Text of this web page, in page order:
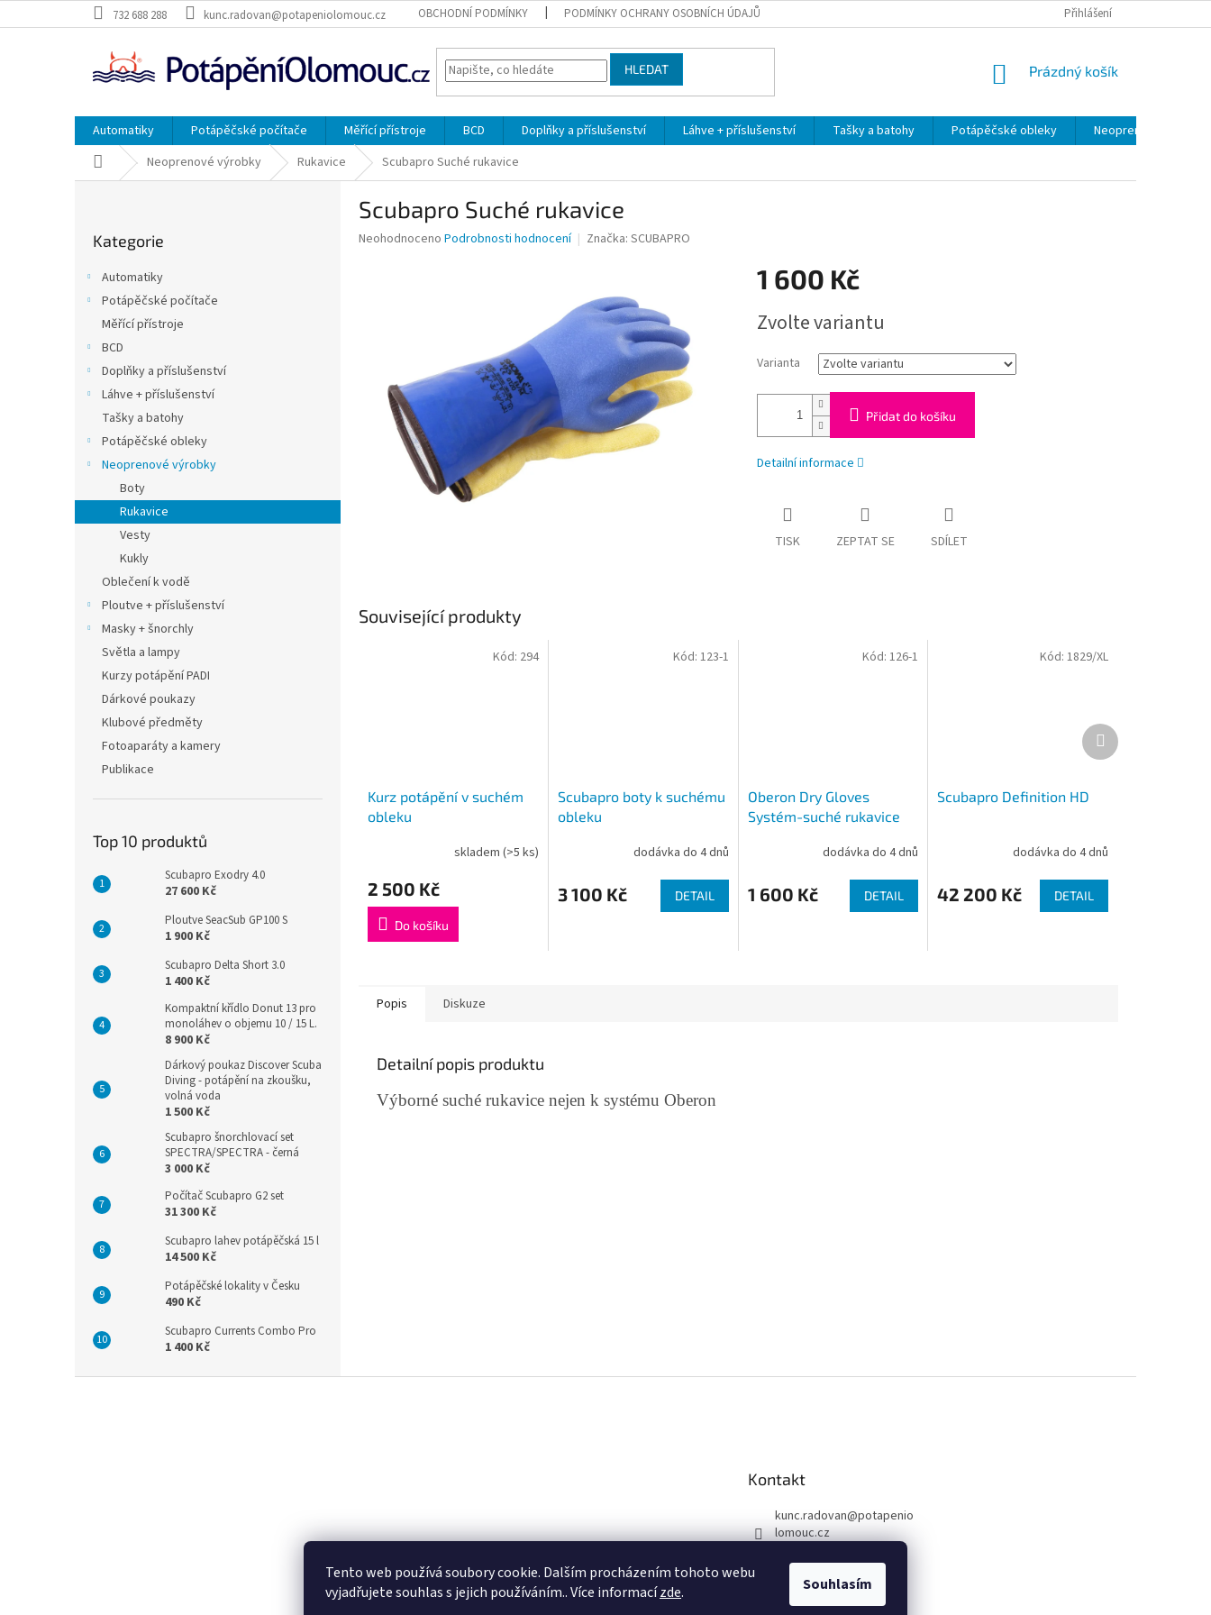
Tento web používá soubory cookie. Dalším procházením tohoto webu
vyjadřujete souhlas s jejich používáním.. Více informacízde. Souhlasím
na
732 688 288 kunc.radovan@potapeniolomouc.cz OBCHODNÍ PODMÍNKY PODMÍNKY OCHRANY OSOBNÍCH ÚDAJŮ Přihlášení
HLEDAT
NÁKUPNÍ
Prázdný košík
Automatiky Potápěčské počítače Měřící přístroje BCD Doplňky a příslušenství Láhve + příslušenství Tašky a batohy Potápěčské obleky
Neoprenové výrobky
Domů Neoprenové výrobky Rukavice Scubapro Suché rukavice
kategorie
Kategorie
Automatiky
Potápěčské počítače
Měřící přístroje
BCD
Doplňky a příslušenství
Láhve + příslušenství
Tašky a batohy
Potápěčské obleky
Neoprenové výrobky
Boty
Rukavice
Vesty
Kukly
Oblečení k vodě
Ploutve + příslušenství
Masky + šnorchly
Světla a lampy
Kurzy potápění PADI
Dárkové poukazy
Klubové předměty
Fotoaparáty a kamery
Publikace
Top 10 produktů
Scubapro Exodry 4.0
27 600 Kč
Ploutve SeacSub GP100 S
1 900 Kč
Scubapro Delta Short 3.0
1 400 Kč
Kompaktní křídlo Donut 13 pro
monoláhev o objemu 10 / 15 L.
8 900 Kč
Dárkový poukaz Discover Scuba
Diving - potápění na zkoušku,
volná voda
1 500 Kč
Scubapro šnorchlovací set
SPECTRA/SPECTRA - černá
3 000 Kč
Počítač Scubapro G2 set
31 300 Kč
Scubapro lahev potápěčská 15 l
14 500 Kč
Potápěčské lokality v Česku
490 Kč
Scubapro Currents Combo Pro
1 400 Kč
Scubapro Suché rukavice
Průměrné
Neohodnoceno Podrobnosti hodnocení Značka: SCUBAPRO
1 600 Kč
cena:
Zvolte variantu
Varianta
Přidat do košíku
Detailní informace
TISK ZEPTAT SE SDÍLET
Související produkty
Kurz potápění v suchém
obleku
skladem (>5 ks)
2 500 Kč
Do košíku
Kód: 294
Scubapro boty k suchému
obleku
dodávka do 4 dnů
3 100 Kč DETAIL
Kód: 123-1
Oberon Dry Gloves
Systém-suché rukavice
dodávka do 4 dnů
1 600 Kč DETAIL
Kód:126-1
Scubapro Definition HD
dodávka do 4 dnů
42 200 Kč DETAIL
Kód: 1829/XL
Další
produkt
Popis Diskuze
Detailní popis produktu
Výborné suché rukavice nejen k systému Oberon
Kontakt
kunc.radovan@potapenio
lomouc.cz
732 688 288
Facebook